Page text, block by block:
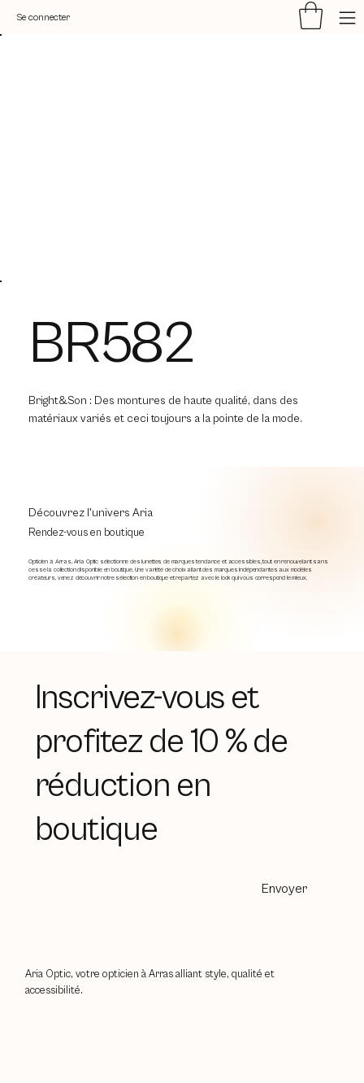
Se connecter
BR582
Bright&Son : Des montures de haute qualité, dans des
matériaux variés et ceci toujours a la pointe de la mode.
Rendez-vous en boutique
Découvrez l'univers Aria
Opticien à Arras, Aria Optic sélectionne des lunettes de marques tendance et accessibles, tout en renouvelant sans
cesse la collection disponible en boutique. Une variété de choix allant des marques indépendantes aux modèles
créateurs, venez découvrir notre sélection en boutique et repartez avec le look qui vous correspond le mieux.
Inscrivez-vous et
profitez de 10 % de
réduction en
boutique
Envoyer
Aria Optic, votre opticien à Arras alliant style, qualité et
accessibilité.